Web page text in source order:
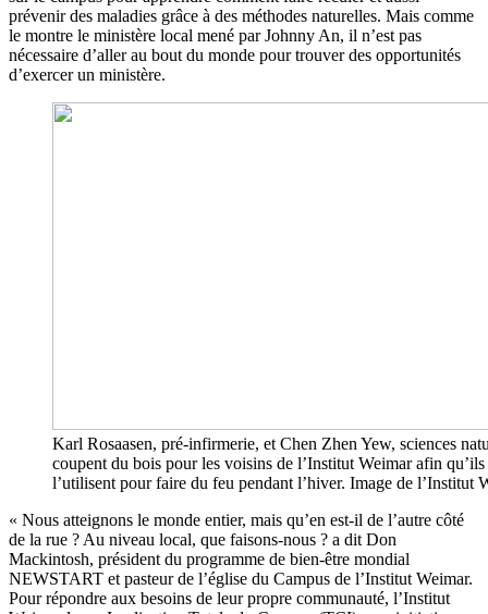
prévenir des maladies grâce à des méthodes naturelles. Mais comme
le montre le ministère local mené par Johnny An, il n’est pas
nécessaire d’aller au bout du monde pour trouver des opportunités
d’exercer un ministère.
Karl Rosaasen, pré-infirmerie, et Chen Zhen Yew, sciences
coupent du bois pour les voisins de l’Institut Weimar afin qu’ils
l’utilisent pour faire du feu pendant l’hiver. Image de l’Institut
« Nous atteignons le monde entier, mais qu’en est-il de l’autre côté
de la rue ? Au niveau local, que faisons-nous ? a dit Don
Mackintosh, président du programme de bien-être mondial
NEWSTART et pasteur de l’église du Campus de l’Institut Weimar.
Pour répondre aux besoins de leur propre communauté, l’Institut